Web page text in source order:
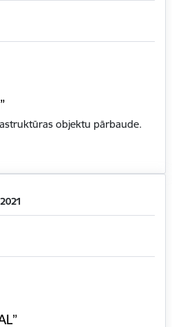
objektu pārbaude.